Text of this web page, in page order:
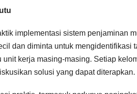
implementasi sistem penjaminan
dan diminta untuk mengidentifikasi
kerja masing-masing. Setiap
solusi yang dapat diterapkan.